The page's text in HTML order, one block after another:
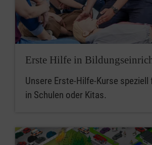
Erste Hilfe in
Unsere Erste-Hilfe-Kurse speziell
in Schulen oder Kitas.